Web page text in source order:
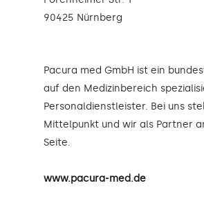
90425 Nürnberg
Pacura med GmbH ist ein
auf den Medizinbereich
Personaldienstleister. Bei uns
Mittelpunkt und wir als Partner
Seite.
www.pacura-med.de